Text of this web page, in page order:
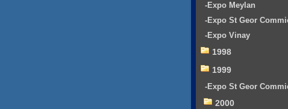
-Expo Meylan
-Expo St Geor
-Expo Vinay
1998
1999
-Expo St Geor
2000